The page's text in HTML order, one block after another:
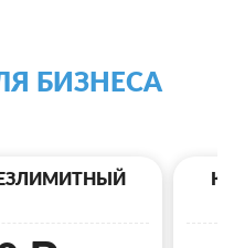
БИЗНЕСА